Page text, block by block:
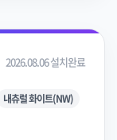
2026.08.06 설치완료
내츄럴 화이트(NW)